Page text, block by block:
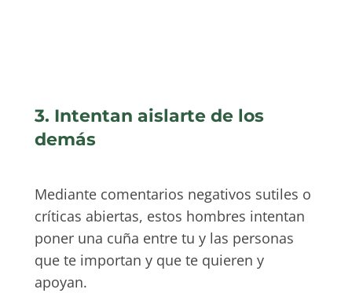
3. Intentan aislarte de los
demás
Mediante comentarios negativos sutiles o
críticas abiertas, estos hombres intentan
poner una cuña entre tu y las personas
que te importan y que te quieren y
apoyan.